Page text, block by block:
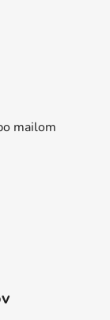
mailom